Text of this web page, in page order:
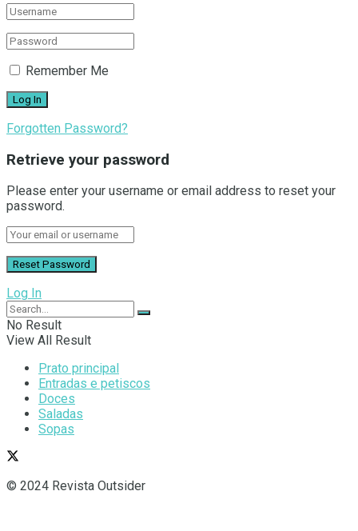
Remember Me
Forgotten Password?
Retrieve your password
Please enter your username or email address to reset your
password.
Log In
No Result
View All Result
Prato principal
Entradas e petiscos
Doces
Saladas
Sopas
© 2024 Revista Outsider